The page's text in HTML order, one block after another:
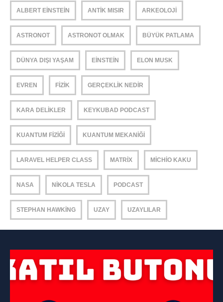
ALBERT EINSTEIN ANTIK MISIR ARKEOLOJI
ASTRONOT ASTRONOT OLMAK BÜYÜK PATLAMA
DÜNYA DIŞI YAŞAM EINSTEIN ELON MUSK
EVREN FIZIK GERÇEKLIK NEDIR
KARA DELIKLER KEYKUBAD PODCAST
KUANTUM FIZIĞI KUANTUM MEKANIĞI
LARAVEL HELPER CLASS MATRIX MICHIO KAKU
NASA NIKOLA TESLA PODCAST
STEPHAN HAWKING UZAY UZAYLILAR